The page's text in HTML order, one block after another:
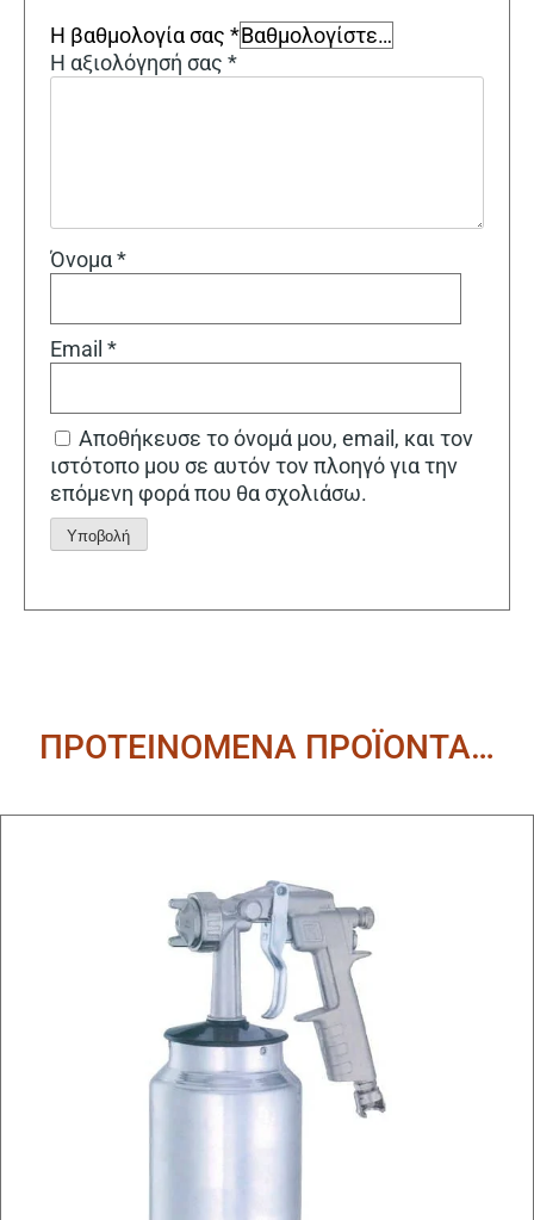
Η βαθμολογία σας *
Η αξιολόγησή σας *
Όνομα*
Email *
Αποθήκευσε το όνομά μου, email, και τον
ιστότοπο μου σε αυτόν τον πλοηγό για την
επόμενη φορά που θα σχολιάσω.
ΠΡΟΤΕΙΝΟΜΕΝΑ ΠΡΟΪΟΝΤΑ…